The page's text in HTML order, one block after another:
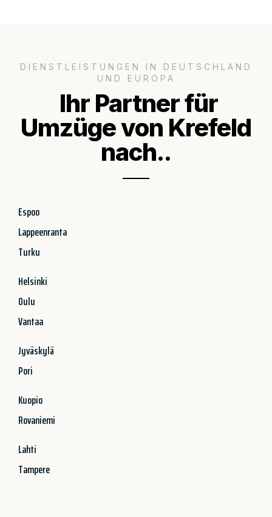
DIENSTLEISTUNGEN IN DEUTSCHLAND
UND EUROPA
Ihr Partner für
Umzüge von Krefeld
nach..
Espoo
Lappeenranta
Turku
Helsinki
Oulu
Vantaa
Jyväskylä
Pori
Kuopio
Rovaniemi
Lahti
Tampere